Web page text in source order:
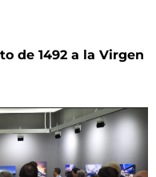
de 1492 a la Virgen